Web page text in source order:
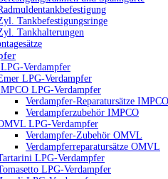
Tankbefestigungsringe
Tankhalterungen
Verdampfer
LPG-Verdampfer
LPG-Verdampfer
Verdampfer-Reparatursätze IMPCO
Verdampferzubehör IMPCO
LPG-Verdampfer
Verdampfer-Zubehör OMVL
Verdampferreparatursätze OMVL
LPG-Verdampfer
LPG-Verdampfer